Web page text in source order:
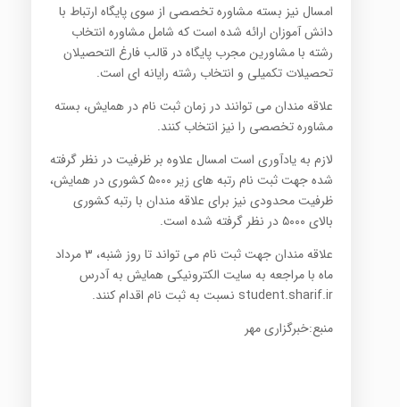
امسال نیز بسته مشاوره تخصصی از سوی پایگاه ارتباط با
دانش آموزان ارائه شده است که شامل مشاوره انتخاب
رشته با مشاورین مجرب پایگاه در قالب فارغ التحصیلان
تحصیلات تکمیلی و انتخاب رشته رایانه ای است.
علاقه مندان می توانند در زمان ثبت نام در همایش، بسته
مشاوره تخصصی را نیز انتخاب کنند.
لازم به یادآوری است امسال علاوه بر ظرفیت در نظر گرفته
شده جهت ثبت نام رتبه های زیر ۵۰۰۰ کشوری در همایش،
ظرفیت محدودی نیز برای علاقه مندان با رتبه کشوری
بالای ۵۰۰۰ در نظر گرفته شده است
.
علاقه مندان جهت ثبت نام می تواند تا روز شنبه، ۳ مرداد
ماه با مراجعه به سایت الکترونیکی همایش به آدرس
student.sharif.irنسبت به ثبت نام اقدام کنند.
منبع:خبرگزاری مهر